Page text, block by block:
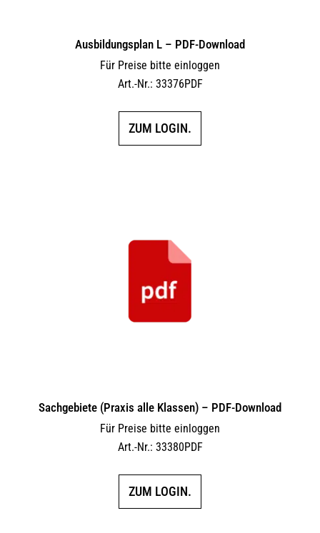
Ausbildungsplan L – PDF-Download
Für Preise bitte einloggen
Art.-Nr.: 33376PDF
ZUM LOGIN.
Sachgebiete (Praxis alle Klassen) – PDF-Download
Für Preise bitte einloggen
Art.-Nr.: 33380PDF
ZUM LOGIN.